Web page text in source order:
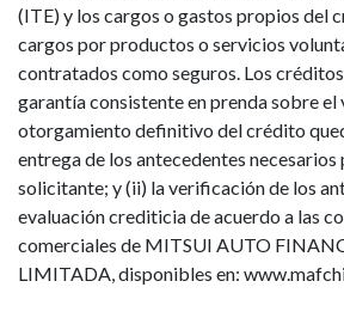
(ITE) y los cargos o gastos propios del
cargos por productos o servicios
contratados como seguros. Los
garantía consistente en prenda sobre el
otorgamiento definitivo del crédito
entrega de los antecedentes
solicitante; y (ii) la verificación de los
evaluación crediticia de acuerdo a las
comerciales de MITSUI AUTO
LIMITADA, disponibles en: